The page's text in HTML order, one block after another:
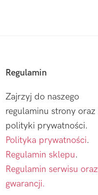
Regulamin
Zajrzyj do naszego
regulaminu strony oraz
polityki prywatności.
Polityka prywatności.
Regulamin sklepu.
Regulamin serwisu oraz
gwarancji.